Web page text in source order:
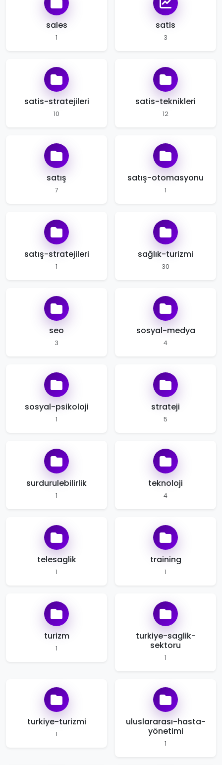
sales
1
satis
3
satis-stratejileri
10
satis-teknikleri
12
satış
7
satış-otomasyonu
1
satış-stratejileri
1
sağlık-turizmi
30
seo
3
sosyal-medya
4
sosyal-psikoloji
1
strateji
5
surdurulebilirlik
1
teknoloji
4
telesaglik
1
training
1
turizm
1
turkiye-saglik-
sektoru
1
turkiye-turizmi
1
uluslararası-hasta-
yönetimi
1